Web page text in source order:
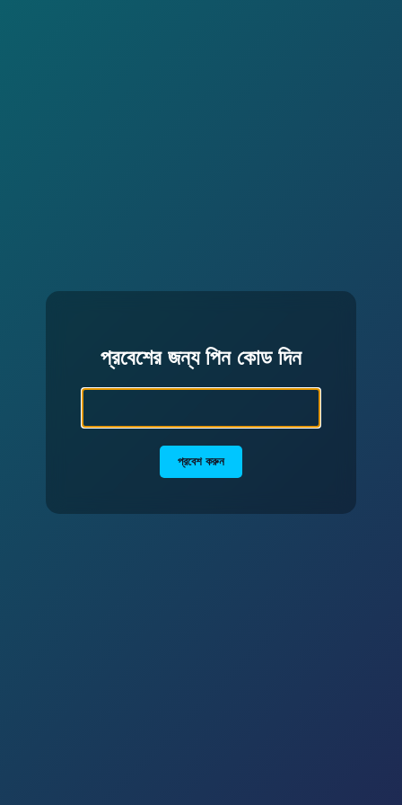
প্রবেশের জন্য পিন কোড দিন
প্রবেশ করুন